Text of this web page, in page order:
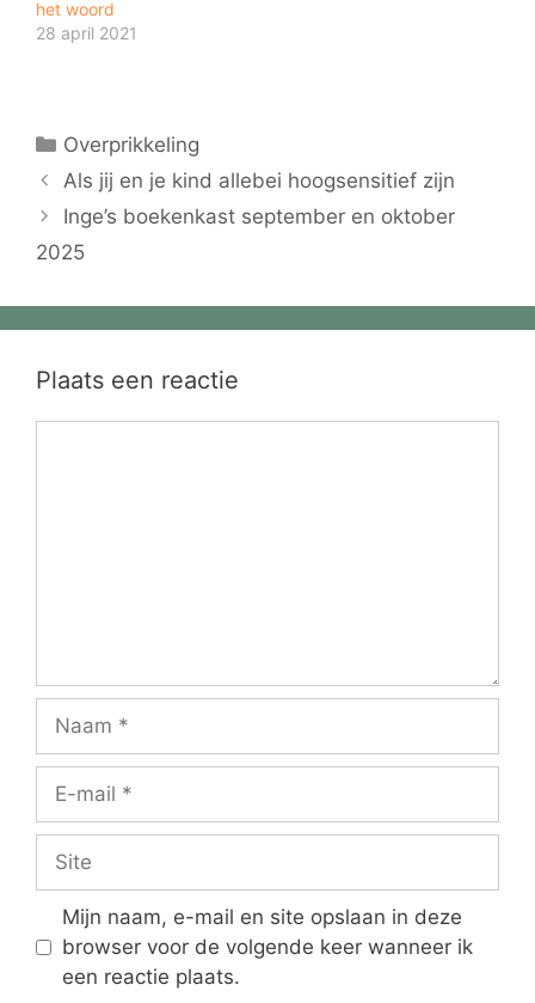
het woord
28 april 2021
Categorieën
Overprikkeling
Als jij en je kind allebei hoogsensitief zijn
Inge’s boekenkast september en oktober
2025
Plaats een reactie
Naam
Site
Mijn naam, e-mail en site opslaan in deze
browser voor de volgende keer wanneer ik
een reactie plaats.